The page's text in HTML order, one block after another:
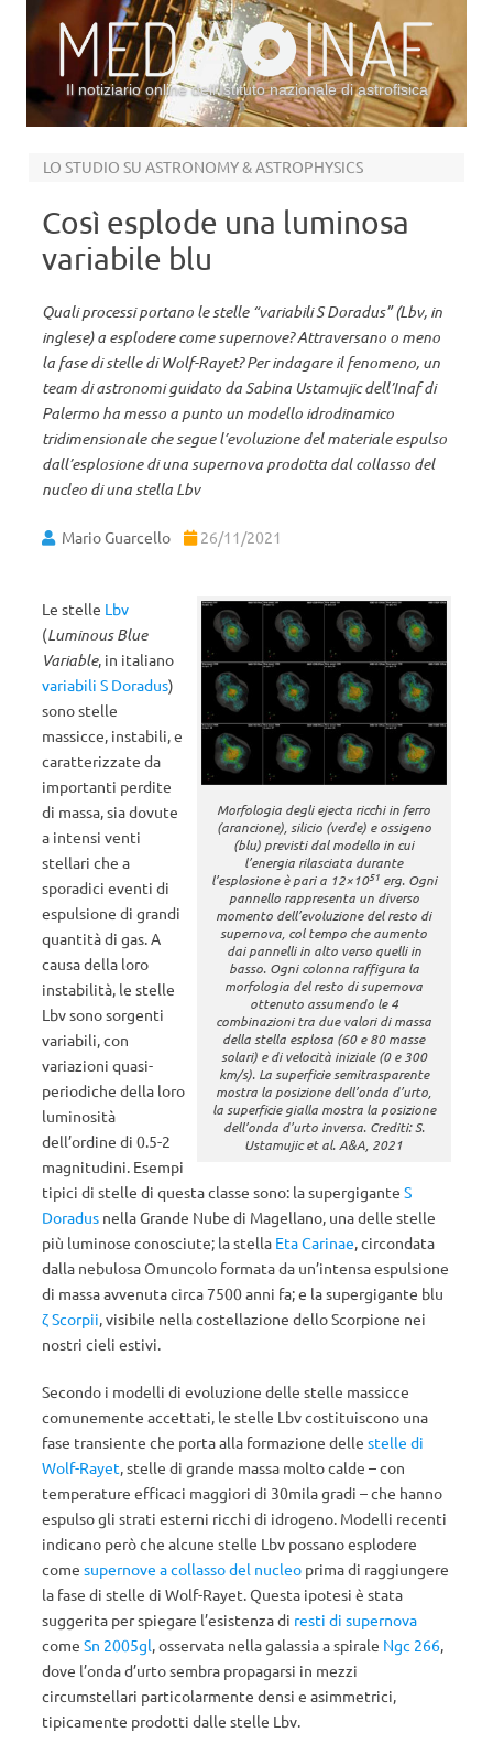
Il notiziario online dell’Istituto nazionale di astrofisica
LO STUDIO SU ASTRONOMY & ASTROPHYSICS
Così esplode una luminosa
variabile blu
Quali processi portano le stelle “variabili S Doradus” (Lbv, in
inglese) a esplodere come supernove? Attraversano o meno
la fase di stelle di Wolf-Rayet? Per indagare il fenomeno, un
team di astronomi guidato da Sabina Ustamujic dell’Inaf di
Palermo ha messo a punto un modello idrodinamico
tridimensionale che segue l’evoluzione del materiale espulso
dall’esplosione di una supernova prodotta dal collasso del
nucleo di una stella Lbv
Mario Guarcello 26/11/2021
Morfologia degli ejecta ricchi in ferro
(arancione), silicio (verde) e ossigeno
(blu) previsti dal modello in cui
l’energia rilasciata durante
l’esplosione è pari a 12×1051erg. Ogni
pannello rappresenta un diverso
momento dell’evoluzione del resto di
supernova, col tempo che aumento
dai pannelli in alto verso quelli in
basso. Ogni colonna raffigura la
morfologia del resto di supernova
ottenuto assumendo le 4
combinazioni tra due valori di massa
della stella esplosa (60 e 80 masse
solari) e di velocità iniziale (0 e 300
km/s). La superficie semitrasparente
mostra la posizione dell’onda d’urto,
la superficie gialla mostra la posizione
dell’onda d’urto inversa. Crediti: S.
Ustamujic et al. A&A, 2021
Le stelle Lbv
(Luminous Blue
Variable, in italiano
variabili S Doradus)
sono stelle
massicce, instabili, e
caratterizzate da
importanti perdite
di massa, sia dovute
a intensi venti
stellari che a
sporadici eventi di
espulsione di grandi
quantità di gas. A
causa della loro
instabilità, le stelle
Lbv sono sorgenti
variabili, con
variazioni quasi-
periodiche della loro
luminosità
dell’ordine di 0.5-2
magnitudini. Esempi
tipici di stelle di questa classe sono: la supergigante S
Doradus nella Grande Nube di Magellano, una delle stelle
più luminose conosciute; la stella Eta Carinae, circondata
dalla nebulosa Omuncolo formata da un’intensa espulsione
di massa avvenuta circa 7500 anni fa; e la supergigante blu
ζ Scorpii, visibile nella costellazione dello Scorpione nei
nostri cieli estivi.
Secondo i modelli di evoluzione delle stelle massicce
comunemente accettati, le stelle Lbv costituiscono una
fase transiente che porta alla formazione delle stelle di
Wolf-Rayet, stelle di grande massa molto calde – con
temperature efficaci maggiori di 30mila gradi – che hanno
espulso gli strati esterni ricchi di idrogeno. Modelli recenti
indicano però che alcune stelle Lbv possano esplodere
come supernove a collasso del nucleo prima di raggiungere
la fase di stelle di Wolf-Rayet. Questa ipotesi è stata
suggerita per spiegare l’esistenza di resti di supernova
come Sn 2005gl, osservata nella galassia a spirale Ngc 266,
dove l’onda d’urto sembra propagarsi in mezzi
circumstellari particolarmente densi e asimmetrici,
tipicamente prodotti dalle stelle Lbv.